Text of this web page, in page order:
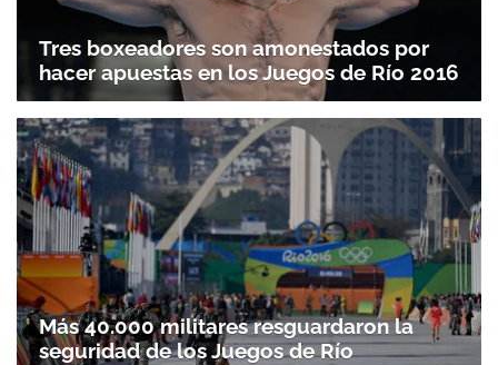
Tres boxeadores son amonestados por
hacer apuestas en los Juegos de Río 2016
Más 40.000 militares resguardaron la
seguridad de los Juegos de Río